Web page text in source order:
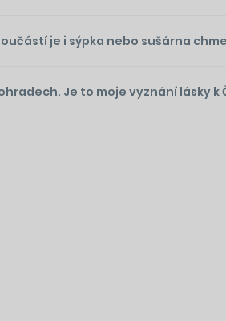
je i sýpka nebo sušárna
Je to moje vyznání lásky k